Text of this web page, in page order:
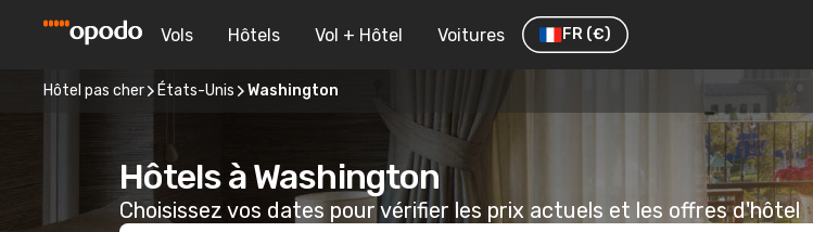
Vols Hôtels Vol + Hôtel Voitures FR (€)
Hôtel pas cher États-Unis Washington
Hôtels à Washington
Choisissez vos dates pour vérifier les prix actuels et les offres d'hôtel